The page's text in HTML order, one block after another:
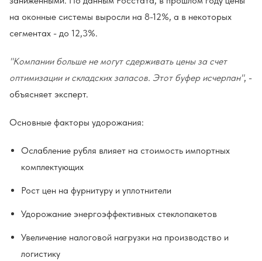
на оконные системы выросли на 8-12%, а в некоторых
сегментах - до 12,3%.
"Компании больше не могут сдерживать цены за счет
оптимизации и складских запасов. Этот буфер исчерпан", -
объясняет эксперт.
Основные факторы удорожания:
Ослабление рубля влияет на стоимость импортных
комплектующих
Рост цен на фурнитуру и уплотнители
Удорожание энергоэффективных стеклопакетов
Увеличение налоговой нагрузки на производство и
логистику